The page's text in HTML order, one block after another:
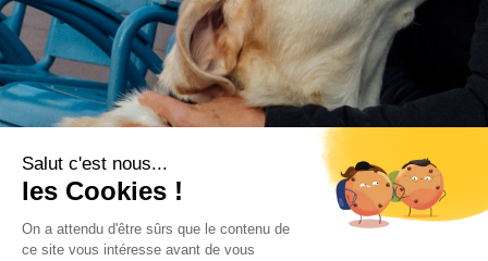
Salut c'est nous...
les Cookies !
On a attendu d'être sûrs que le contenu de
ce site vous intéresse avant de vous